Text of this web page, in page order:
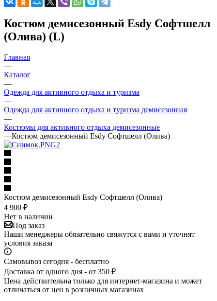
Костюм демисезонный Esdy Софтшелл
(Олива) (L)
Главная
—
Каталог
—
Одежда для активного отдыха и туризма
—
Одежда для активного отдыха и туризма демисезонная
—
Костюмы для активного отдыха демисезонные
—Костюм демисезонный Esdy Софтшелл (Олива)
Костюм демисезонный Esdy Софтшелл (Олива)
4 900 ₽
Нет в наличии
Под заказ
Наши менеджеры обязательно свяжутся с вами и уточнят
условия заказа
Самовывоз сегодня - бесплатно
Доставка от одного дня - от 350 ₽
Цена действительна только для интернет-магазина и может
отличаться от цен в розничных магазинах